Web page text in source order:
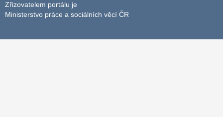
Zřizovatelem portálu je
Ministerstvo práce a sociálních věcí ČR